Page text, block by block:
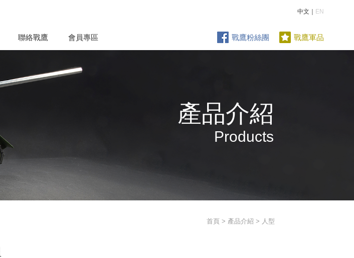
中文｜ EN
聯絡戰鷹 會員專區 戰鷹粉絲團 戰鷹軍品
產品介紹
Products
首頁 > 產品介紹 > 人型